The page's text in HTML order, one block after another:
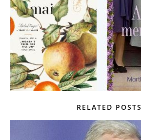
RELATED POSTS